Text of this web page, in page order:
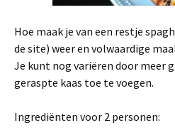
Hoe maak je van een restje
de site) weer en volwaardige
Je kunt nog variëren door meer
geraspte kaas toe te voegen.
Ingrediënten voor 2 personen: